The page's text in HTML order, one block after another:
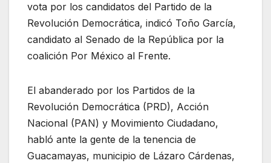
vota por los candidatos del Partido de la
Revolución Democrática, indicó Toño García,
candidato al Senado de la República por la
coalición Por México al Frente.
El abanderado por los Partidos de la
Revolución Democrática (PRD), Acción
Nacional (PAN) y Movimiento Ciudadano,
habló ante la gente de la tenencia de
Guacamayas, municipio de Lázaro Cárdenas,